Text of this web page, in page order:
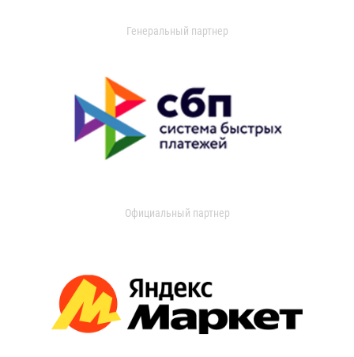
Генеральный партнер
Официальный партнер